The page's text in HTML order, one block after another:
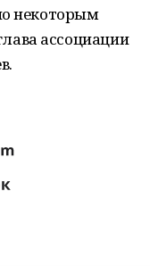
некоторым
ассоциации